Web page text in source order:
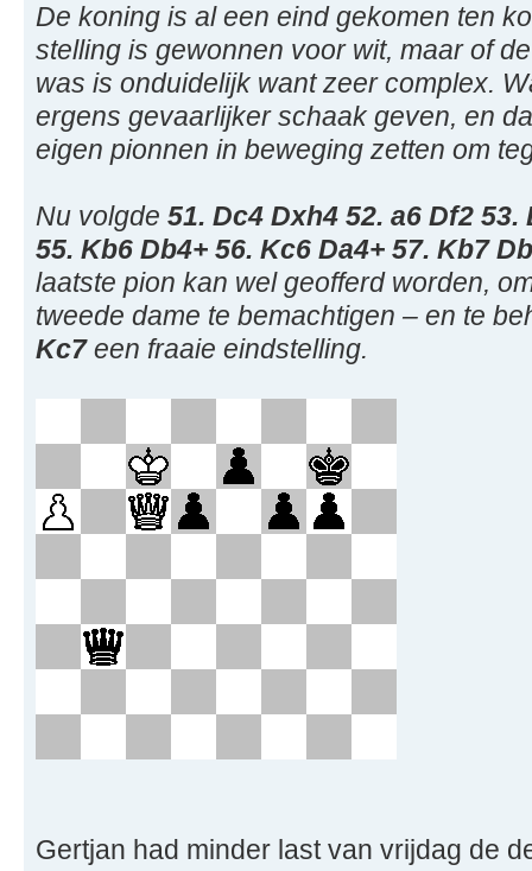
De koning is al een eind gekomen ten
stelling is gewonnen voor wit, maar of
was is onduidelijk want zeer complex.
ergens gevaarlijker schaak geven, en
eigen pionnen in beweging zetten om
Nu volgde 51. Dc4 Dxh4 52. a6 Df2
55. Kb6 Db4+ 56. Kc6 Da4+ 57. Kb7
laatste pion kan wel geofferd worden,
tweede dame te bemachtigen – en te
Kc7een fraaie eindstelling.
Gertjan had minder last van vrijdag de